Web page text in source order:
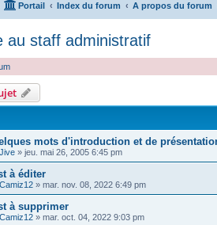
Portail Index du forum A propos du forum
au staff administratif
mots d'introduction et de
Jive » jeu. mai 26, 2005 6:45 pm
à éditer
Camiz12 » mar. nov. 08, 2022 6:49 pm
à supprimer
Camiz12 » mar. oct. 04, 2022 9:03 pm